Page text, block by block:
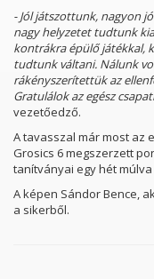
- Jól játszottunk, nagyon
nagy helyzetet tudtunk
kontrákra épülő játékkal,
tudtunk váltani. Nálunk
rákényszerítettük az
Gratulálok az egész
vezetőedző.
A tavasszal már most az
Grosics 6 megszerzett
tanítványai egy hét
A képen Sándor Bence,
a sikerből.